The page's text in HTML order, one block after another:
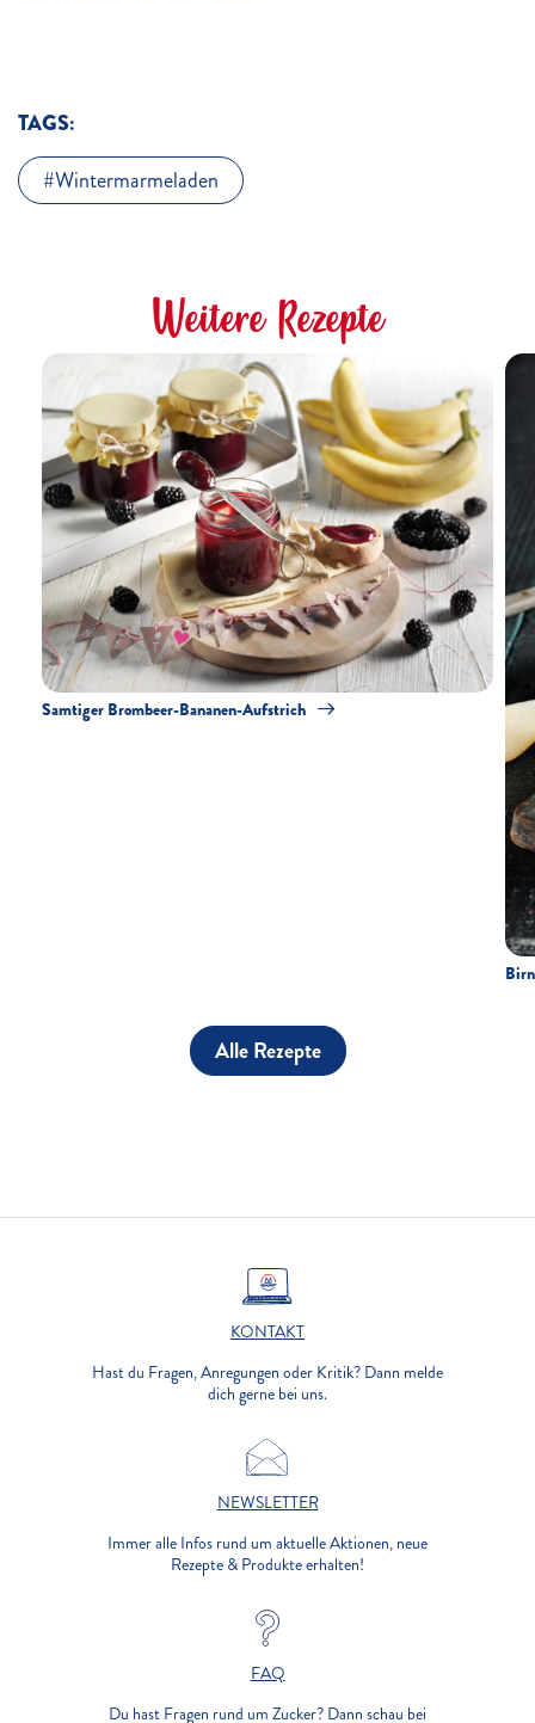
TAGS:
Wintermarmeladen
Weitere Rezepte
Samtiger Brombeer-Bananen-Aufstrich
Alle Rezepte
KONTAKT
Hast du Fragen, Anregungen oder Kritik? Dann melde
dich gerne bei uns.
NEWSLETTER
Immer alle Infos rund um aktuelle Aktionen, neue
Rezepte & Produkte erhalten!
FAQ
Du hast Fragen rund um Zucker? Dann schau bei